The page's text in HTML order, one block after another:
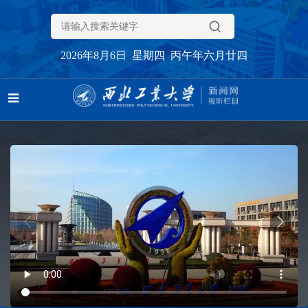
2026年8月6日 星期四 丙午年六月廿四